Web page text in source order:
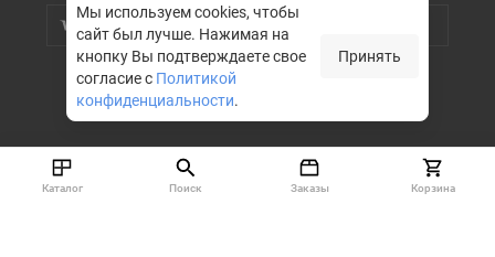
Мы используем cookies, чтобы
сайт был лучше. Нажимая на
кнопку Вы подтверждаете свое
согласие с Политикой
конфиденциальности.
Принять
© НЗСНАБ 2004-2026
Каталог Поиск Заказы Корзина